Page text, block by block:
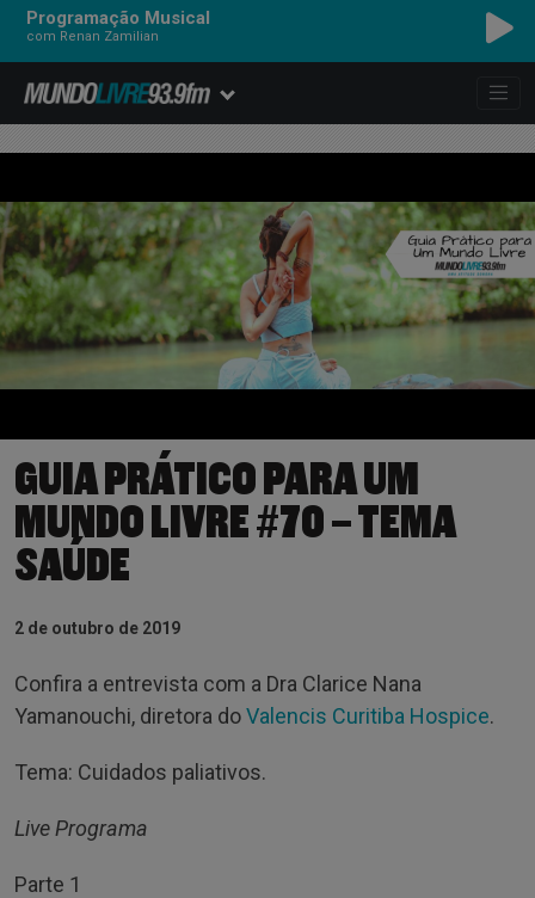
Programação Musical
com Renan Zamilian
GUIA PRÁTICO PARA UM
MUNDO LIVRE #70 – TEMA
SAÚDE
2 de outubro de 2019
Confira a entrevista com a Dra Clarice Nana
Yamanouchi, diretora doValencis Curitiba Hospice.
Tema: Cuidados paliativos.
Live Programa
Parte 1